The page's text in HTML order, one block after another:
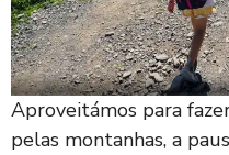
Aproveitámos para
pelas montanhas, a